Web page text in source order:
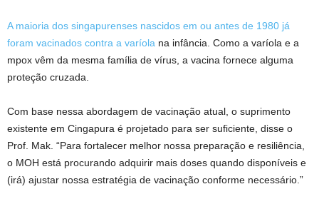
A maioria dos singapurenses nascidos em ou antes de 1980 já
foram vacinados contra a varíola na infância. Como a varíola e a
mpox vêm da mesma família de vírus, a vacina fornece alguma
proteção cruzada.
Com base nessa abordagem de vacinação atual, o suprimento
existente em Cingapura é projetado para ser suficiente, disse o
Prof. Mak. “Para fortalecer melhor nossa preparação e resiliência,
o MOH está procurando adquirir mais doses quando disponíveis e
(irá) ajustar nossa estratégia de vacinação conforme necessário.”